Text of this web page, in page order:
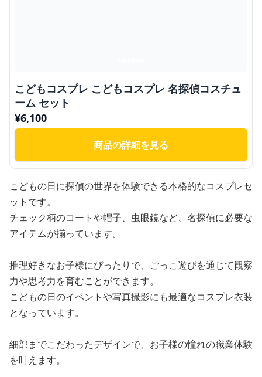
こどもコスプレ こどもコスプレ 名探偵コスチュ
ーム セット
¥6,100
商品の詳細を見る
こどもの日に探偵の世界を体験できる本格的なコスプレセ
ットです。
チェック柄のコートや帽子、虫眼鏡など、名探偵に必要な
アイテムが揃っています。
推理好きなお子様にぴったりで、ごっこ遊びを通じて観察
力や思考力を育むことができます。
こどもの日のイベントや写真撮影にも最適なコスプレ衣装
となっています。
細部までこだわったデザインで、お子様の憧れの職業体験
を叶えます。